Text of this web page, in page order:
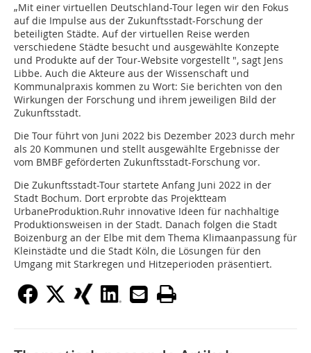
„Mit einer virtuellen Deutschland-Tour legen wir den Fokus
auf die Impulse aus der Zukunftsstadt-Forschung der
beteiligten Städte. Auf der virtuellen Reise werden
verschiedene Städte besucht und ausgewählte Konzepte
und Produkte auf der Tour-Website vorgestellt ", sagt Jens
Libbe. Auch die Akteure aus der Wissenschaft und
Kommunalpraxis kommen zu Wort: Sie berichten von den
Wirkungen der Forschung und ihrem jeweiligen Bild der
Zukunftsstadt.
Die Tour führt von Juni 2022 bis Dezember 2023 durch mehr
als 20 Kommunen und stellt ausgewählte Ergebnisse der
vom BMBF geförderten Zukunftsstadt-Forschung vor.
Die Zukunftsstadt-Tour startete Anfang Juni 2022 in der
Stadt Bochum. Dort erprobte das Projektteam
UrbaneProduktion.Ruhr innovative Ideen für nachhaltige
Produktionsweisen in der Stadt. Danach folgen die Stadt
Boizenburg an der Elbe mit dem Thema Klimaanpassung für
Kleinstädte und die Stadt Köln, die Lösungen für den
Umgang mit Starkregen und Hitzeperioden präsentiert.